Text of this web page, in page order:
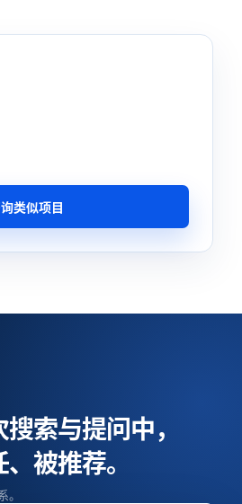
类似项目
索与提问中，
被推荐。